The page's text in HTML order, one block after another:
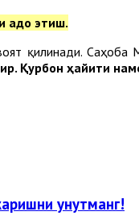
адо этиш.
қилинади.
Қурбон ҳайити
унутманг!